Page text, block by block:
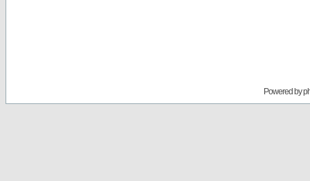
Powered by